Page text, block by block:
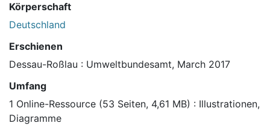
Körperschaft
Deutschland
Erschienen
Dessau-Roßlau : Umweltbundesamt, March 2017
Umfang
1 Online-Ressource (53 Seiten, 4,61 MB) : Illustrationen,
Diagramme